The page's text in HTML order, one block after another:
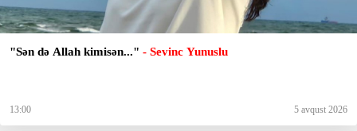
"Sən də Allah kimisən..." - Sevinc Yunuslu
13:00 5 avqust 2026